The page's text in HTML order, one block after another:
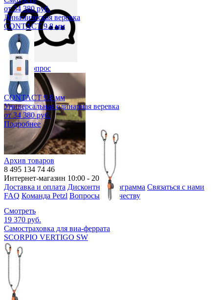
Задать вопрос
Архив товаров
8 495 134 74 46
Интернет-магазин 10:00 - 20:00
Доставка и оплата Дисконтная программа Связаться с нами
FAQ Команда Petzl Вопросы по качеству
от 34 380 руб.
Динамическая веревка
CONTACT 9.8 мм
CONTACT 9.8 мм
Универсальная одинарная веревка
от 34 380 руб.
Подробнее
Смотреть
19 370 руб.
Самостраховка для виа-феррата
SCORPIO VERTIGO SW